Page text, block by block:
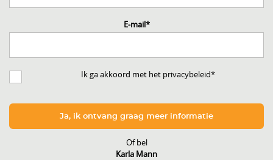
E-mail*
Ik ga akkoord met het privacybeleid*
Ja, ik ontvang graag meer informatie
Of bel
Karla Mann